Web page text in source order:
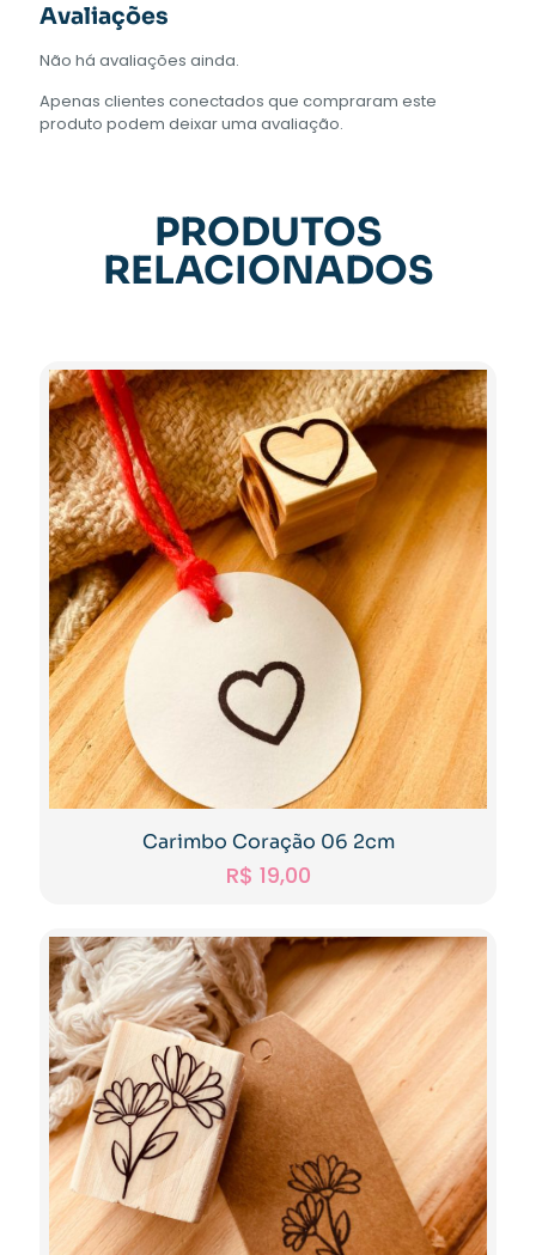
Avaliações
Não há avaliações ainda.
Apenas clientes conectados que compraram este
produto podem deixar uma avaliação.
PRODUTOS
RELACIONADOS
Carimbo Coração 06 2cm
R$ 19,00